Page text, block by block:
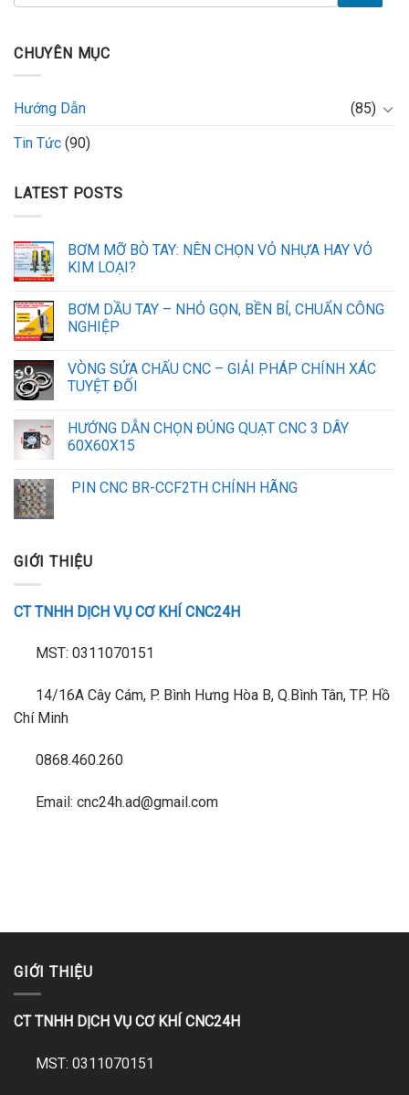
CHUYÊN MỤC
Hướng Dẫn
(85)
Tin Tức (90)
LATEST POSTS
BƠM MỠ BÒ TAY: NÊN CHỌN VỎ NHỰA HAY VỎ
KIM LOẠI?
BƠM DẦU TAY – NHỎ GỌN, BỀN BỈ, CHUẨN CÔNG
NGHIỆP
VÒNG SỬA CHẤU CNC – GIẢI PHÁP CHÍNH XÁC
TUYỆT ĐỐI
HƯỚNG DẪN CHỌN ĐÚNG QUẠT CNC 3 DÂY
60X60X15
PIN CNC BR-CCF2TH CHÍNH HÃNG
GIỚI THIỆU
CT TNHH DỊCH VỤ CƠ KHÍ CNC24H
MST: 0311070151
14/16A Cây Cám, P. Bình Hưng Hòa B, Q.Bình Tân, TP. Hồ
Chí Minh
0868.460.260
Email: cnc24h.ad@gmail.com
GIỚI THIỆU
CT TNHH DỊCH VỤ CƠ KHÍ CNC24H
MST: 0311070151